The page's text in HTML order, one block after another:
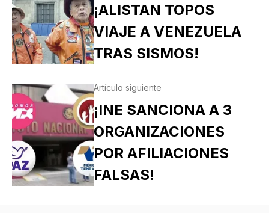
¡ALISTAN TOPOS
VIAJE A VENEZUELA
TRAS SISMOS!
Artículo siguiente
¡INE SANCIONA A 3
ORGANIZACIONES
POR AFILIACIONES
FALSAS!